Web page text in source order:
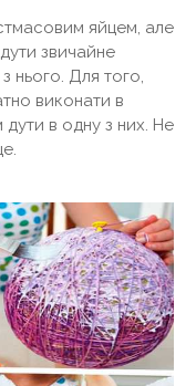
яйцем, але
звичайне
нього. Для того,
виконати в
дути в одну з них. Не